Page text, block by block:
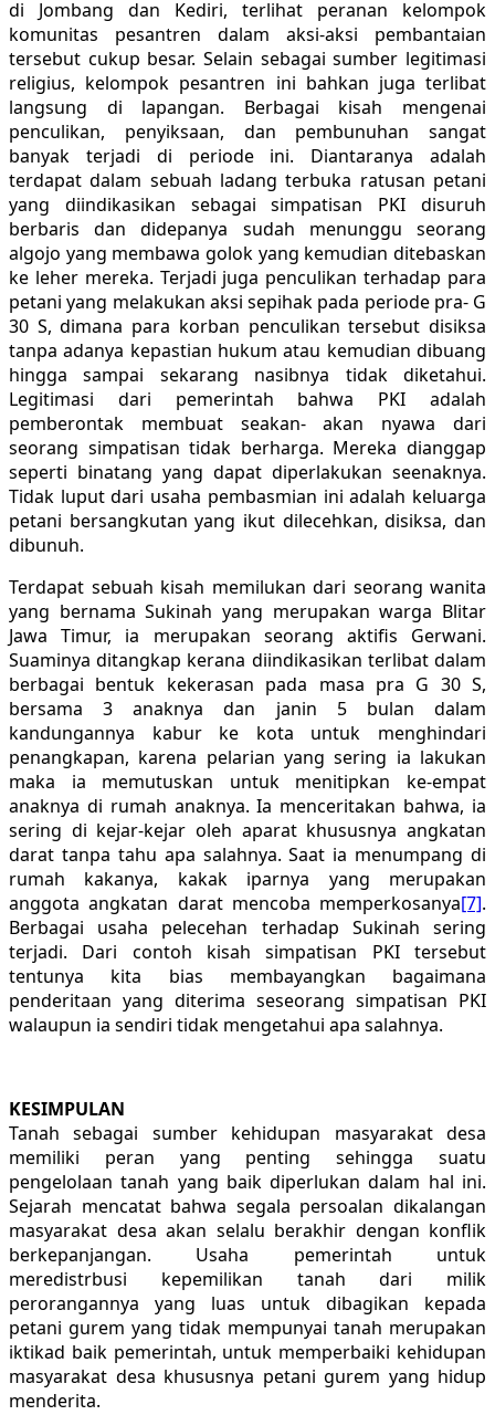
di Jombang dan Kediri, terlihat peranan kelompok
komunitas pesantren dalam aksi-aksi pembantaian
tersebut cukup besar. Selain sebagai sumber legitimasi
religius, kelompok pesantren ini bahkan juga terlibat
langsung di lapangan. Berbagai kisah mengenai
penculikan, penyiksaan, dan pembunuhan sangat
banyak terjadi di periode ini. Diantaranya adalah
terdapat dalam sebuah ladang terbuka ratusan petani
yang diindikasikan sebagai simpatisan PKI disuruh
berbaris dan didepanya sudah menunggu seorang
algojo yang membawa golok yang kemudian ditebaskan
ke leher mereka. Terjadi juga penculikan terhadap para
petani yang melakukan aksi sepihak pada periode pra- G
30 S, dimana para korban penculikan tersebut disiksa
tanpa adanya kepastian hukum atau kemudian dibuang
hingga sampai sekarang nasibnya tidak diketahui.
Legitimasi dari pemerintah bahwa PKI adalah
pemberontak membuat seakan- akan nyawa dari
seorang simpatisan tidak berharga. Mereka dianggap
seperti binatang yang dapat diperlakukan seenaknya.
Tidak luput dari usaha pembasmian ini adalah keluarga
petani bersangkutan yang ikut dilecehkan, disiksa, dan
dibunuh.
Terdapat sebuah kisah memilukan dari seorang wanita
yang bernama Sukinah yang merupakan warga Blitar
Jawa Timur, ia merupakan seorang aktifis Gerwani.
Suaminya ditangkap kerana diindikasikan terlibat dalam
berbagai bentuk kekerasan pada masa pra G 30 S,
bersama 3 anaknya dan janin 5 bulan dalam
kandungannya kabur ke kota untuk menghindari
penangkapan, karena pelarian yang sering ia lakukan
maka ia memutuskan untuk menitipkan ke-empat
anaknya di rumah anaknya. Ia menceritakan bahwa, ia
sering di kejar-kejar oleh aparat khususnya angkatan
darat tanpa tahu apa salahnya. Saat ia menumpang di
rumah kakanya, kakak iparnya yang merupakan
anggota angkatan darat mencoba memperkosanya[7].
Berbagai usaha pelecehan terhadap Sukinah sering
terjadi. Dari contoh kisah simpatisan PKI tersebut
tentunya kita bias membayangkan bagaimana
penderitaan yang diterima seseorang simpatisan PKI
walaupun ia sendiri tidak mengetahui apa salahnya.
KESIMPULAN
Tanah sebagai sumber kehidupan masyarakat desa
memiliki peran yang penting sehingga suatu
pengelolaan tanah yang baik diperlukan dalam hal ini.
Sejarah mencatat bahwa segala persoalan dikalangan
masyarakat desa akan selalu berakhir dengan konflik
berkepanjangan. Usaha pemerintah untuk
meredistrbusi kepemilikan tanah dari milik
perorangannya yang luas untuk dibagikan kepada
petani gurem yang tidak mempunyai tanah merupakan
iktikad baik pemerintah, untuk memperbaiki kehidupan
masyarakat desa khususnya petani gurem yang hidup
menderita.